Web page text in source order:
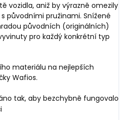
vozidla, aniž by výrazně omezily
původními pružinami. Snížené
původních (originálních)
pro každý konkrétní typ
materiálu na nejlepších
Wafios.
tak, aby bezchybně fungovalo